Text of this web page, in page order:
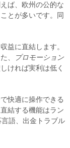
ば、欧州の公的な
とが多いです。同
益に直結します。
、
プロモーション
ければ実利は低く
快適に操作できる
結する機能はラン
語、出金トラブル